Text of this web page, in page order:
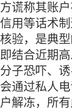
方谎称其账
信用等话术
核验，是典
即结合近期
分子恐吓、
会通过私人
户解冻，所